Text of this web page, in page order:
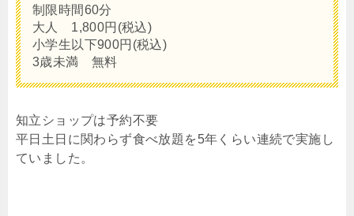
制限時間60分
大人 1,800円(税込)
小学生以下900円(税込)
3歳未満 無料
知立ショップは予約不要
平日土日に関わらず食べ放題を5年くらい連続で実施し
ていました。